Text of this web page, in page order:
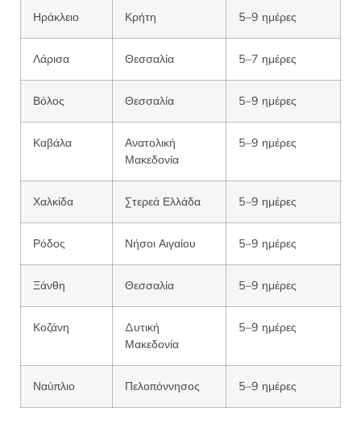
Ηράκλειο Κρήτη 5–9 ημέρες
Λάρισα Θεσσαλία 5–7 ημέρες
Βόλος Θεσσαλία 5–9 ημέρες
Καβάλα
Ανατολική
Μακεδονία
5–9 ημέρες
Χαλκίδα Στερεά Ελλάδα 5–9 ημέρες
Ρόδος Νήσοι Αιγαίου 5–9 ημέρες
Ξάνθη Θεσσαλία 5–9 ημέρες
Κοζάνη
Δυτική
Μακεδονία
5–9 ημέρες
Ναύπλιο Πελοπόννησος 5–9 ημέρες